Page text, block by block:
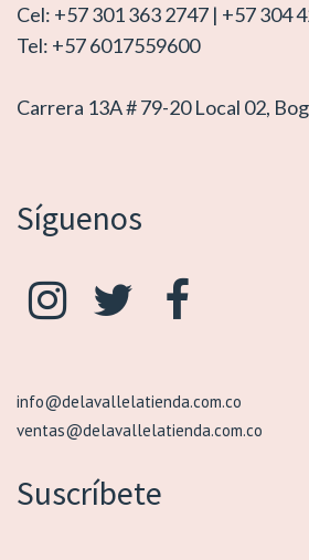
Cel: +57 301 363 2747 | +57 304
Tel: +57 6017559600
Carrera 13A # 79-20 Local 02,
Síguenos
info@delavallelatienda.com.co
ventas@delavallelatienda.com.co
Suscríbete